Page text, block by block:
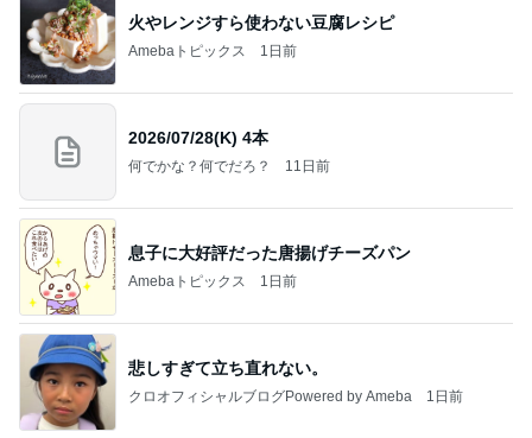
火やレンジすら使わない豆腐レシピ
Amebaトピックス 1日前
2026/07/28(K) 4本
何でかな？何でだろ？ 11日前
息子に大好評だった唐揚げチーズパン
Amebaトピックス 1日前
悲しすぎて立ち直れない。
クロオフィシャルブログPowered by Ameba 1日前